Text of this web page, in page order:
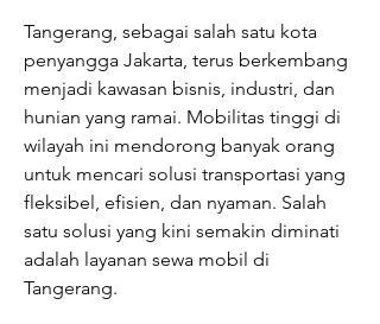
Tangerang, sebagai salah satu kota
penyangga Jakarta, terus berkembang
menjadi kawasan bisnis, industri, dan
hunian yang ramai. Mobilitas tinggi di
wilayah ini mendorong banyak orang
untuk mencari solusi transportasi yang
fleksibel, efisien, dan nyaman. Salah
satu solusi yang kini semakin diminati
adalah layanan sewa mobil di
Tangerang.